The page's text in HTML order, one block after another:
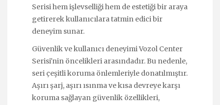
Serisi hem işlevselliği hem de estetiği bir araya
getirerek kullanıcılara tatmin edici bir
deneyim sunar.
Güvenlik ve kullanıcı deneyimi Vozol Center
Serisi'nin öncelikleri arasındadır. Bu nedenle,
seri çeşitli koruma önlemleriyle donatılmıştır.
Aşırı şarj, aşırı ısınma ve kısa devreye karşı
koruma sağlayan güvenlik özellikleri,